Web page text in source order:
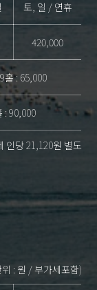
토, 일 / 연휴
420,000
홀 : 65,000
: 90,000
인당 21,120원 별도
위 : 원 / 부가세포함)